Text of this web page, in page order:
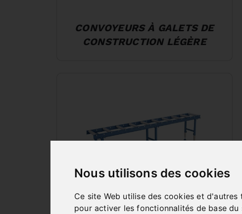
Nous utilisons des cookies
Ce site Web utilise des cookies et
pour activer les fonctionnalités de base du
CONVOYEURS À GALETS DE
CONSTRUCTION LÉGÈRE
CONVOYEURS À GALETS